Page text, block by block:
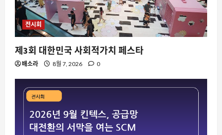
전시회
제3회 대한민국 사회적가치 페스타
배소라 8월 7, 2026 0
3
요즘뜨는소식
90년대 게이트웨이 2000의 기괴한 광고
가 다시 화제가 되는 이유”
4
차에 개를 두고 내리는 것, 왜 이제부터